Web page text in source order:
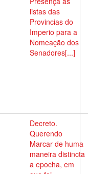
listas das
Provincias do
Imperio para a
Nomeação dos
Senadores[...]
Decreto.
Querendo
Marcar de huma
maneira distincta
a epocha, em